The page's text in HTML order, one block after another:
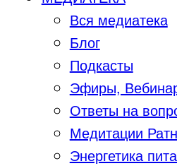
Вся медиатека
Блог
Подкасты
Эфиры,
Ответы на
Медитации
Энергетика